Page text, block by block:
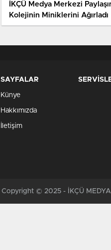
İKÇÜ Medya Merkezi
Kolejinin Miniklerini Ağırladı
SAYFALAR
Künye
Hakkımızda
İletişim
Copyright © 2025 - İKÇÜ MEDYA